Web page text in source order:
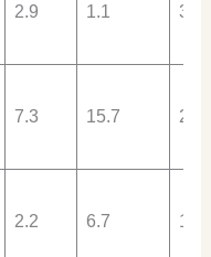
2.9 1.1 3.6
7.3 15.7 2.3
2.2 6.7 1.7